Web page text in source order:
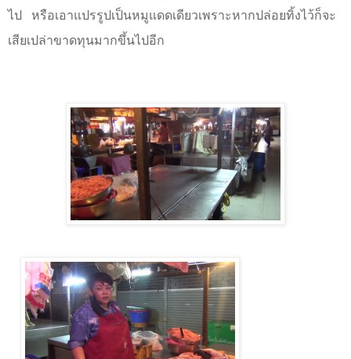
ไป
หรือเอาแปรรูปเป็นหมูแดดเดียวเพราะหากปล่อยทิ้งไว้ก็จะ
เสียเปล่าขาดทุนมากขึ้นไปอีก